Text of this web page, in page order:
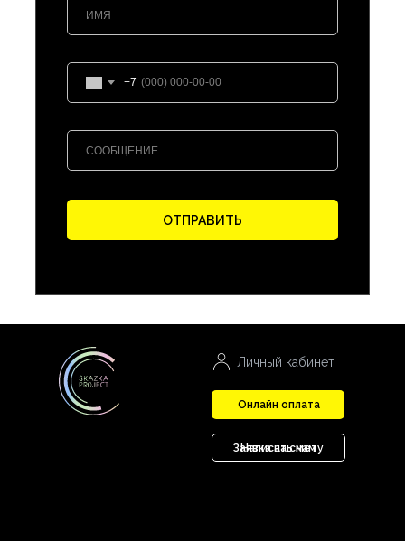
+7
ОТПРАВИТЬ
Личный кабинет
Онлайн оплата
Написать нам
Заявка на смету